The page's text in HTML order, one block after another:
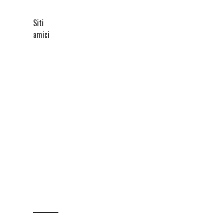
Siti
amici